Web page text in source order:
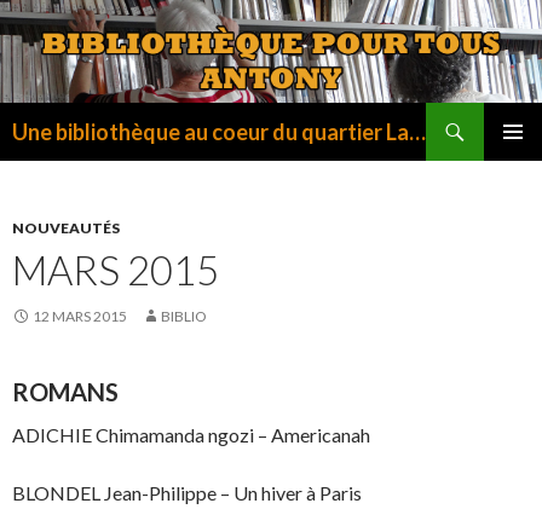
Une bibliothèque au coeur du quartier La Fontaine
NOUVEAUTÉS
MARS 2015
12 MARS 2015 BIBLIO
ROMANS
ADICHIE Chimamanda ngozi – Americanah
BLONDEL Jean-Philippe – Un hiver à Paris